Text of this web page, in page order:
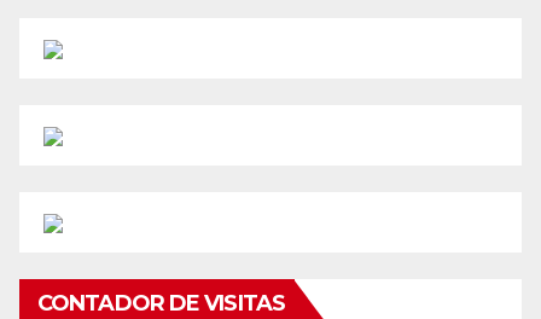
CONTADOR DE VISITAS